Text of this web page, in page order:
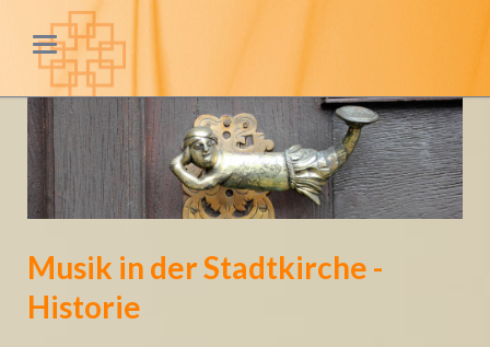
Musik in der Stadtkirche -
Historie